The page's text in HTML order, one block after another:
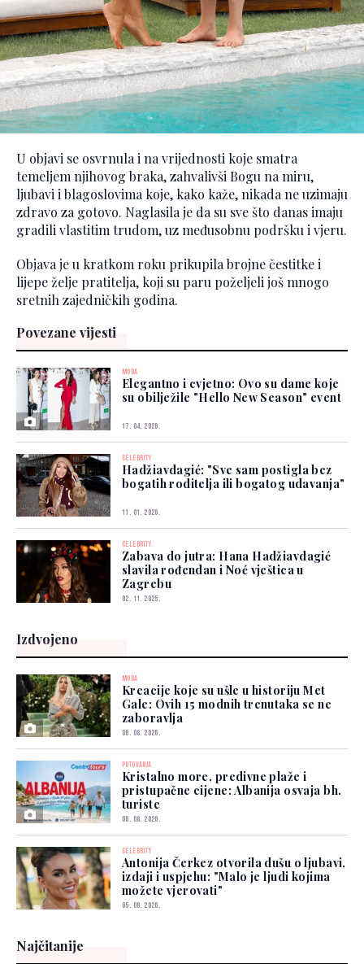
U objavi se osvrnula i na vrijednosti koje smatra
temeljem njihovog braka, zahvalivši Bogu na miru,
ljubavi i blagoslovima koje, kako kaže, nikada ne uzimaju
zdravo za gotovo. Naglasila je da su sve što danas imaju
gradili vlastitim trudom, uz međusobnu podršku i vjeru.
Objava je u kratkom roku prikupila brojne čestitke i
lijepe želje pratitelja, koji su paru poželjeli još mnogo
sretnih zajedničkih godina.
Povezane vijesti
MODA
Elegantno i cvjetno: Ovo su dame koje
su obilježile "Hello New Season" event
17. 04. 2026.
CELEBRITY
Hadžiavdagić: "Sve sam postigla bez
bogatih roditelja ili bogatog udavanja"
11. 01. 2026.
CELEBRITY
Zabava do jutra: Hana Hadžiavdagić
slavila rođendan i Noć vještica u
Zagrebu
02. 11. 2025.
Izdvojeno
MODA
Kreacije koje su ušle u historiju Met
Gale: Ovih 15 modnih trenutaka se ne
zaboravlja
06. 08. 2026.
PUTOVANJA
Kristalno more, predivne plaže i
pristupačne cijene: Albanija osvaja bh.
turiste
06. 08. 2026.
CELEBRITY
Antonija Čerkez otvorila dušu o ljubavi,
izdaji i uspjehu: "Malo je ljudi kojima
možete vjerovati"
05. 08. 2026.
Najčitanije